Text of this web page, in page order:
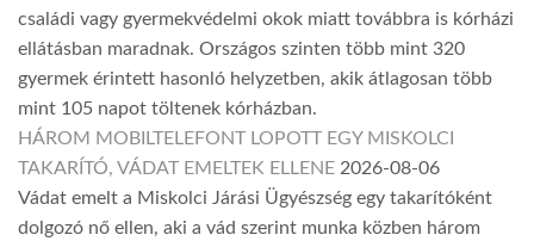
családi vagy gyermekvédelmi okok miatt továbbra is kórházi
ellátásban maradnak. Országos szinten több mint 320
gyermek érintett hasonló helyzetben, akik átlagosan több
mint 105 napot töltenek kórházban.
HÁROM MOBILTELEFONT LOPOTT EGY MISKOLCI
TAKARÍTÓ, VÁDAT EMELTEK ELLENE 2026-08-06
Vádat emelt a Miskolci Járási Ügyészség egy takarítóként
dolgozó nő ellen, aki a vád szerint munka közben három